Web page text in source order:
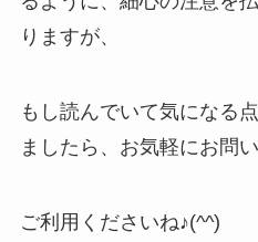
りますが、
もし読んでいて気になる
ましたら、お気軽にお問
ご利用くださいね♪(^^)